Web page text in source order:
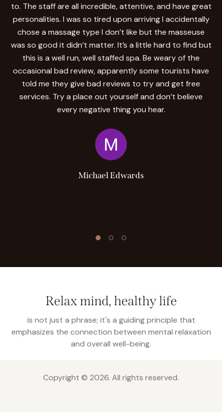
to. The staff are all incredible, attentive, and have great
personalities. I was so tired upon arriving I accidentally
chose a massage type I don’t like but the masseuse
was so good it didn’t matter. It’s a little hard to find but
this is a well run, well staffed spa. Be weary of the
occasional bad review, apparently some tourists have
told me they give bad reviews to try and get free
services. Try a place out yourself and don’t believe
every negative thing you hear.
Michael Edwards
Relax mind, healthy life
is not just a phrase; it's a guiding principle that
emphasizes the connection between mental relaxation
and overall well-being.
Copyright © 2026. All rights reserved.